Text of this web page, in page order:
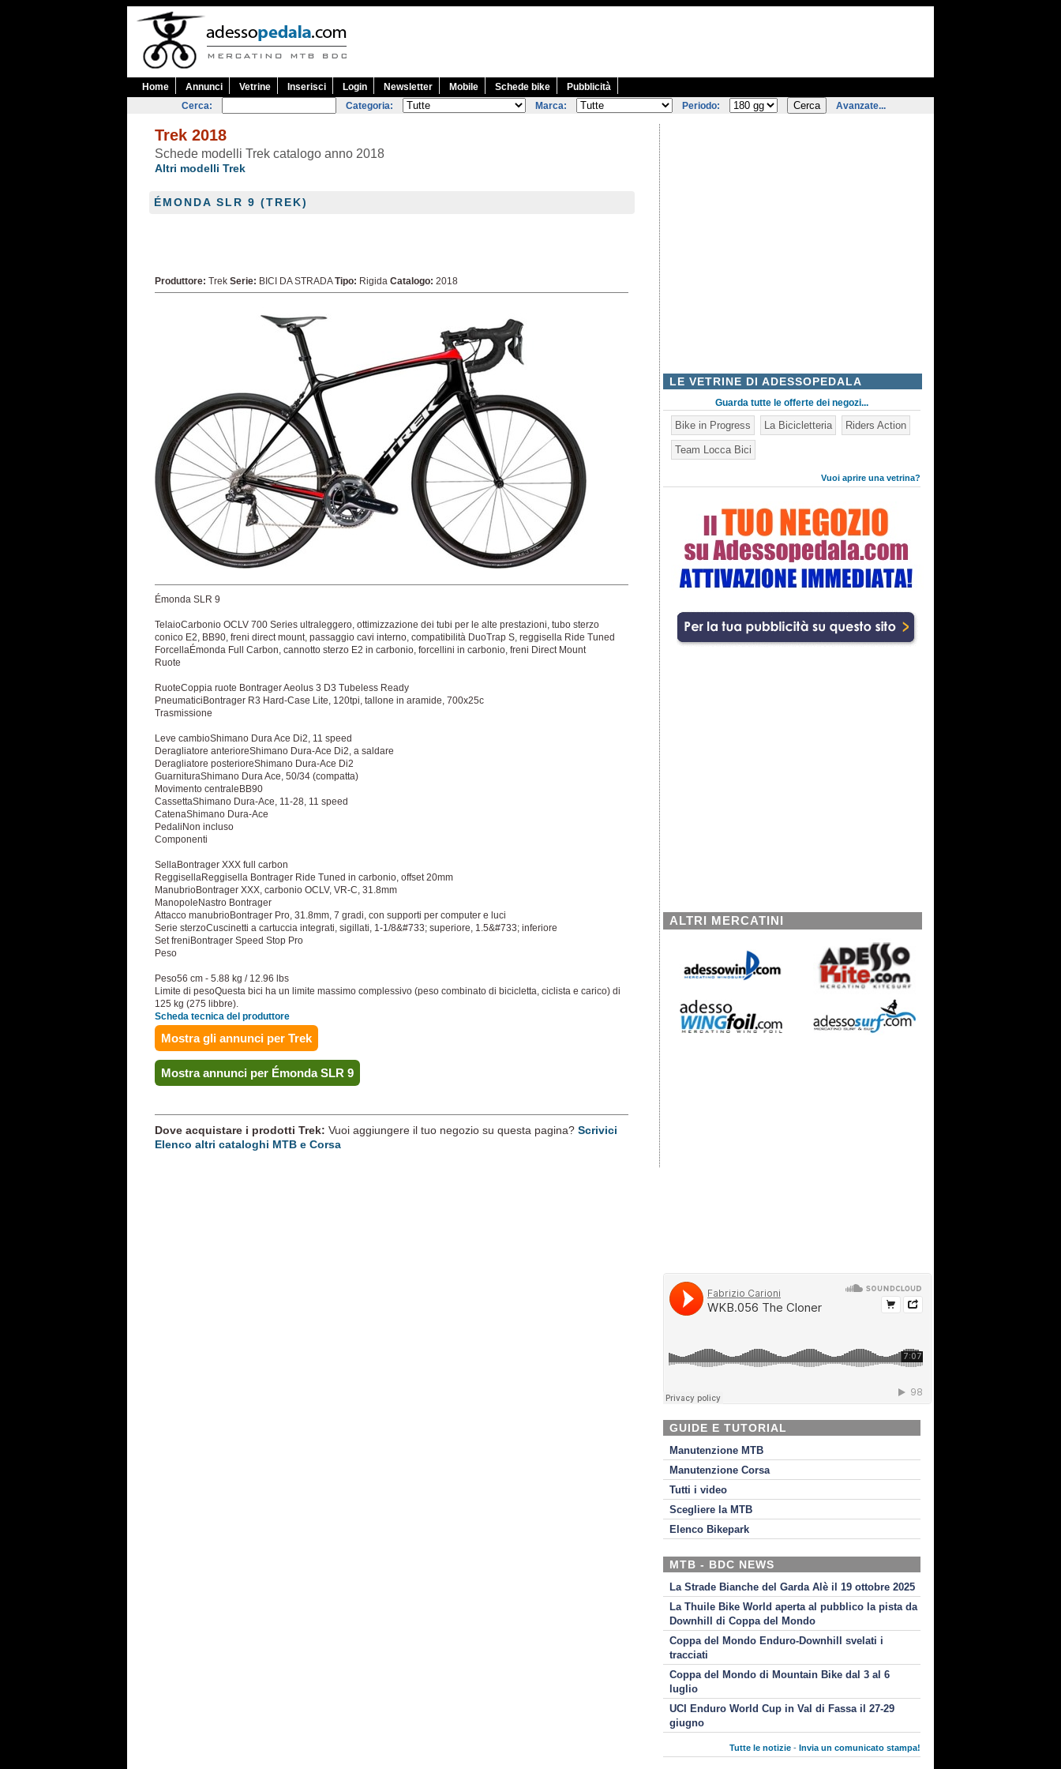
Home Annunci Vetrine Inserisci Login Newsletter Mobile Schede bike
Pubblicità
Cerca:
Categoria: Marca: Periodo: Avanzate...
Trek 2018
Schede modelli Trek catalogo anno 2018
Altri modelli Trek
ÉMONDA SLR 9 (TREK)
Produttore: Trek Serie: BICI DA STRADATipo: Rigida Catalogo: 2018
Émonda SLR 9
TelaioCarbonio OCLV 700 Series ultraleggero, ottimizzazione dei tubi per le alte prestazioni, tubo sterzo
conico E2, BB90, freni direct mount, passaggio cavi interno, compatibilità DuoTrap S, reggisella Ride Tuned
ForcellaÉmonda Full Carbon, cannotto sterzo E2 in carbonio, forcellini in carbonio, freni Direct Mount
Ruote
RuoteCoppia ruote Bontrager Aeolus 3 D3 Tubeless Ready
PneumaticiBontrager R3 Hard-Case Lite, 120tpi, tallone in aramide, 700x25c
Trasmissione
Leve cambioShimano Dura Ace Di2, 11 speed
Deragliatore anterioreShimano Dura-Ace Di2, a saldare
Deragliatore posterioreShimano Dura-Ace Di2
GuarnituraShimano Dura Ace, 50/34 (compatta)
Movimento centraleBB90
CassettaShimano Dura-Ace, 11-28, 11 speed
CatenaShimano Dura-Ace
PedaliNon incluso
Componenti
SellaBontrager XXX full carbon
ReggisellaReggisella Bontrager Ride Tuned in carbonio, offset 20mm
ManubrioBontrager XXX, carbonio OCLV, VR-C, 31.8mm
ManopoleNastro Bontrager
Attacco manubrioBontrager Pro, 31.8mm, 7 gradi, con supporti per computer e luci
Serie sterzoCuscinetti a cartuccia integrati, sigillati, 1-1/8&#733; superiore, 1.5&#733; inferiore
Set freniBontrager Speed Stop Pro
Peso
Peso56 cm - 5.88 kg / 12.96 lbs
Limite di pesoQuesta bici ha un limite massimo complessivo (peso combinato di bicicletta, ciclista e carico) di
125 kg (275 libbre).
Scheda tecnica del produttore
Mostra gli annunci per Trek
Mostra annunci per Émonda SLR 9
Dove acquistare i prodotti Trek: Vuoi aggiungere il tuo negozio su questa pagina? Scrivici
Elenco altri cataloghi MTB e Corsa
LE VETRINE DI ADESSOPEDALA
Guarda tutte le offerte dei negozi...
Bike in Progress La Bicicletteria Riders Action
Team Locca Bici
Vuoi aprire una vetrina?
ALTRI MERCATINI
GUIDE E TUTORIAL
Manutenzione MTB
Manutenzione Corsa
Tutti i video
Scegliere la MTB
Elenco Bikepark
MTB - BDC NEWS
La Strade Bianche del Garda Alè il 19 ottobre 2025
La Thuile Bike World aperta al pubblico la pista da
Downhill di Coppa del Mondo
Coppa del Mondo Enduro-Downhill svelati i
tracciati
Coppa del Mondo di Mountain Bike dal 3 al 6
luglio
UCI Enduro World Cup in Val di Fassa il 27-29
giugno
Tutte le notizie -Invia un comunicato stampa!